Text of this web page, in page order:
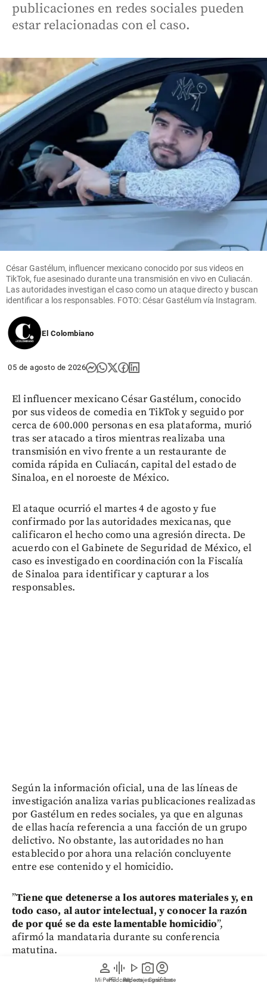
person
Mi Perfil
graphic_eq
Pódcast
play_arrow
Videos
photo_camera
Reportajes gráficos
account_circle
Suscríbete
publicaciones en redes sociales pueden
estar relacionadas con el caso.
César Gastélum, influencer mexicano conocido por sus videos en
TikTok, fue asesinado durante una transmisión en vivo en Culiacán.
Las autoridades investigan el caso como un ataque directo y buscan
identificar a los responsables. FOTO: César Gastélum vía Instagram.
El Colombiano
05 de agosto de 2026
El influencer mexicano César Gastélum, conocido
por sus videos de comedia en TikTok y seguido por
cerca de 600.000 personas en esa plataforma, murió
tras ser atacado a tiros mientras realizaba una
transmisión en vivo frente a un restaurante de
comida rápida en Culiacán, capital del estado de
Sinaloa, en el noroeste de México.
El ataque ocurrió el martes 4 de agosto y fue
confirmado por las autoridades mexicanas, que
calificaron el hecho como una agresión directa. De
acuerdo con el Gabinete de Seguridad de México, el
caso es investigado en coordinación con la Fiscalía
de Sinaloa para identificar y capturar a los
responsables.
Según la información oficial, una de las líneas de
investigación analiza varias publicaciones realizadas
por Gastélum en redes sociales, ya que en algunas
de ellas hacía referencia a una facción de un grupo
delictivo. No obstante, las autoridades no han
establecido por ahora una relación concluyente
entre ese contenido y el homicidio.
”Tiene que detenerse a los autores materiales y, en
todo caso, al autor intelectual, y conocer la razón
de por qué se da este lamentable homicidio”,
afirmó la mandataria durante su conferencia
matutina.
El asesinato de Gastélum ocurre en un contexto de